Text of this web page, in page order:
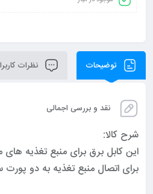
توضیحات نظرات
نقد و بررسی اجمالی
شرح کالا:
این کابل برق برای منبع تغذیه های
برای اتصال منبع تغذیه به دو پورت